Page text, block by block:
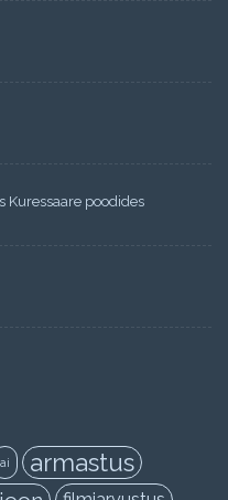
Kuressaare poodides
ai armastus